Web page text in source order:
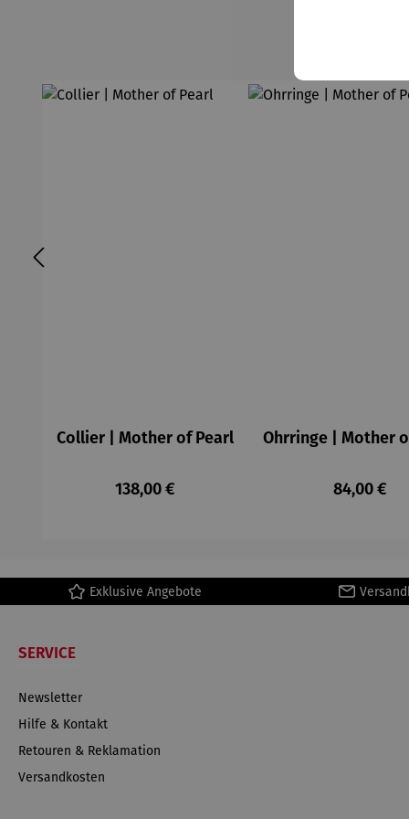
Collier | Mother of Pearl
Regulärer Preis:
138,00 €
Ohrringe | Mother
Regulärer
84,00 €
Exklusive Angebote
SERVICE
Newsletter
Hilfe & Kontakt
Retouren & Reklamation
Versandkosten